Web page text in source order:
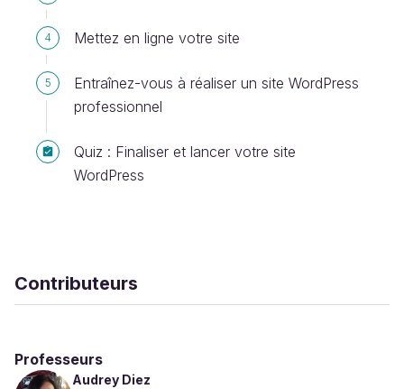
4 Mettez en ligne votre site
5
Entraînez-vous à réaliser un site WordPress
professionnel
Quiz : Finaliser et lancer votre site
WordPress
Contributeurs
Professeurs
Audrey Diez